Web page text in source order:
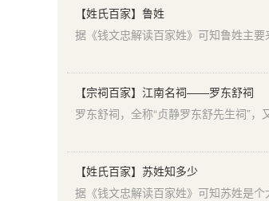
【姓氏百家】鲁姓
【宗祠百家】江南名祠——罗东舒祠
罗东舒祠，全称“贞静罗东舒先生祠”
【姓氏百家】苏姓知多少